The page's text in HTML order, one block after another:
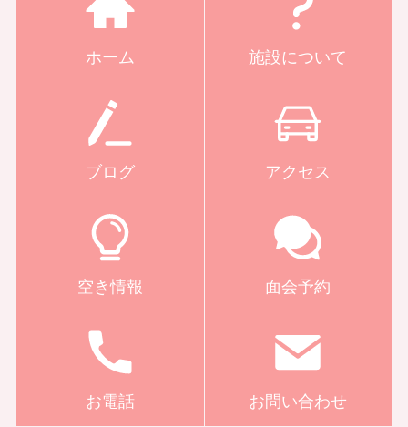
ホーム 施設について
ブログ アクセス
空き情報 面会予約
お電話 お問い合わせ